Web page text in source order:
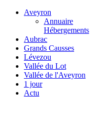
Aveyron
Annuaire
Hébergements
Aubrac
Grands Causses
Lévezou
Vallée du Lot
Vallée de l'Aveyron
1 jour
Actu